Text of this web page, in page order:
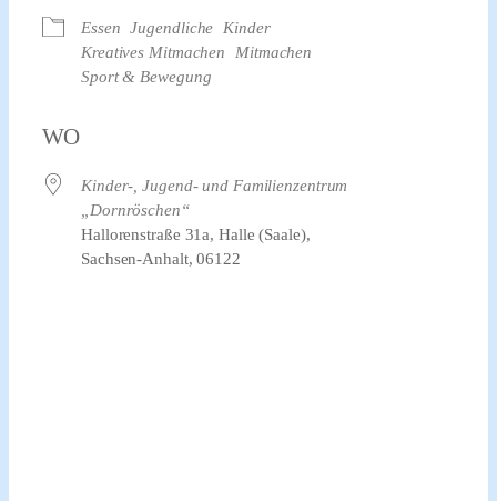
Essen Jugendliche Kinder
Kreatives Mitmachen
Mitmachen
Sport & Bewegung
WO
Kinder-, Jugend- und Familienzentrum
„Dornröschen“
Hallorenstraße 31a, Halle (Saale),
Sachsen-Anhalt, 06122